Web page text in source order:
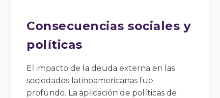
Consecuencias sociales y
políticas
El impacto de la deuda externa en las
sociedades latinoamericanas fue
profundo. La aplicación de políticas de